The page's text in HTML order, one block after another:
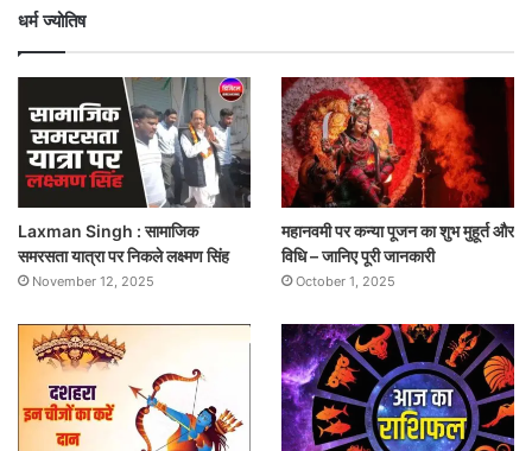
धर्म ज्योतिष
Laxman Singh : सामाजिक
समरसता यात्रा पर निकले लक्ष्मण सिंह
November 12, 2025
महानवमी पर कन्या पूजन का शुभ मुहूर्त और
विधि – जानिए पूरी जानकारी
October 1, 2025